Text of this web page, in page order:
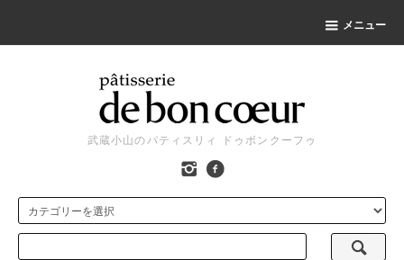
メニュー
武蔵小山のパティスリィ ドゥボンクーフゥ